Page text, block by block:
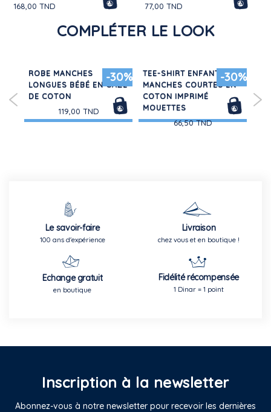
168,00 TND 77,00 TND
COMPLÉTER LE LOOK
-30%
ROBE MANCHES
LONGUES BÉBÉ EN GAZE
DE COTON
119,00 TND
-30%
TEE-SHIRT ENFANT
MANCHES COURTES EN
COTON IMPRIMÉ
MOUETTES
66,50 TND
Le savoir-faire
100 ans d'expérience
Livraison
chez vous et en boutique !
Echange gratuit
en boutique
Fidélité récompensée
1 Dinar = 1 point
Inscription à la newsletter
Abonnez-vous à notre newsletter pour recevoir les dernières